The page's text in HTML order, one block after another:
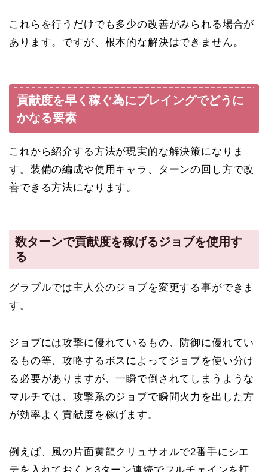
これらを行うだけでも多少の改善がみられる場合が
あります。ですが、根本的な解決はできません。
貢献度を早く稼ぐ為にプレイングでどうに
かなる要素
これから紹介する方法が現実的な解決策になりま
す。装備の編成や使用キャラ、ターンの回し方で改
善できる方法になります。
数ターンで貢献度を稼げるジョブを使用す
る
グラブルでは主人公のジョブを変更する事ができま
す。
ジョブには攻撃に優れているもの、防御に優れてい
るもの等、攻略するボスによってジョブを使い分け
る必要がありますが、一瞬で倒されてしまうような
マルチでは、攻撃系のジョブで瞬間火力を出した方
が効率よく貢献度を稼げます。
例えば、風の片面黄龍クリュサオルで2番手にシエ
テを入れておくと3ターン連続でフルチェインを打